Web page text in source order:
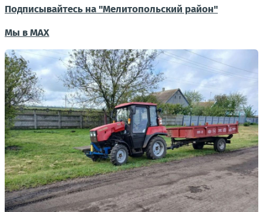
Подписывайтесь на "Мелитопольский район"
Мы в МАХ